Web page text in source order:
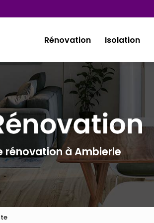
Rénovation
Isolation
rénovation à Ambierle